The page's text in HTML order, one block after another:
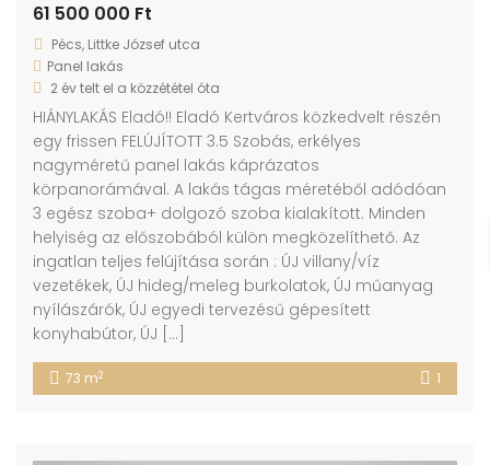
61 500 000 Ft
Pécs, Littke József utca
Panel lakás
2 év telt el a közzététel óta
HIÁNYLAKÁS Eladó!! Eladó Kertváros közkedvelt részén
egy frissen FELÚJÍTOTT 3.5 Szobás, erkélyes
nagyméretű panel lakás káprázatos
körpanorámával. A lakás tágas méretéből adódóan
3 egész szoba+ dolgozó szoba kialakított. Minden
helyiség az előszobából külön megközelíthető. Az
ingatlan teljes felújítása során : ÚJ villany/víz
vezetékek, ÚJ hideg/meleg burkolatok, ÚJ műanyag
nyílászárók, ÚJ egyedi tervezésű gépesített
konyhabútor, ÚJ […]
73 m2 1